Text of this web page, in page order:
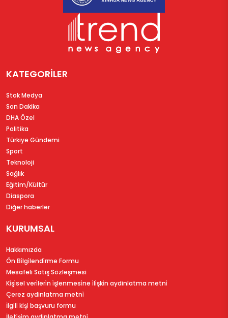
KATEGORİLER
Stok Medya
Son Dakika
DHA Özel
Politika
Türkiye Gündemi
Sport
Teknoloji
Sağlık
Eğitim/Kültür
Diaspora
Diğer haberler
KURUMSAL
Hakkımızda
Ön Bi̇lgi̇lendi̇rme Formu
Mesafeli Satış Sözleşmesi
Ki̇şi̇sel veri̇leri̇n i̇şlenmesi̇ne i̇li̇şki̇n aydinlatma metni̇
Çerez aydinlatma metni̇
İlgi̇li̇ ki̇şi̇ başvuru formu